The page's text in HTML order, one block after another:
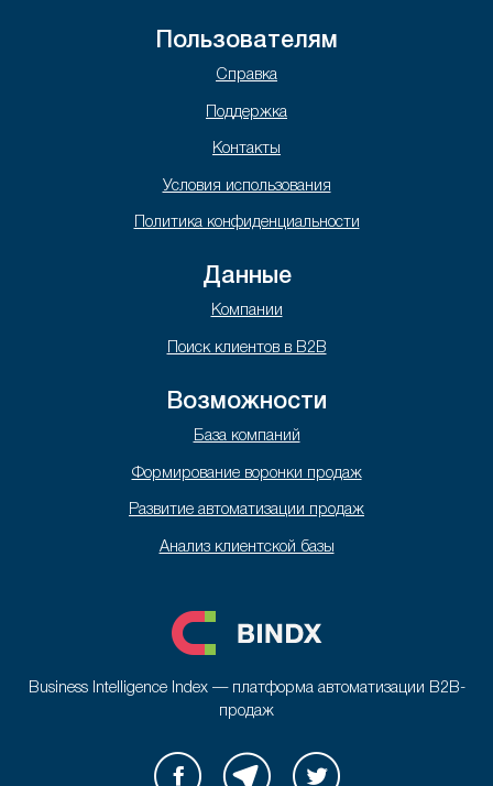
Пользователям
Справка
Поддержка
Контакты
Условия использования
Политика конфиденциальности
Данные
Компании
Поиск клиентов в B2B
Возможности
База компаний
Формирование воронки продаж
Развитие автоматизации продаж
Анализ клиентской базы
Business Intelligence Index — платформа автоматизации B2B-
продаж